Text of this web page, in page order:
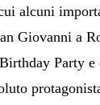
alcuni
Giovanni a
Party